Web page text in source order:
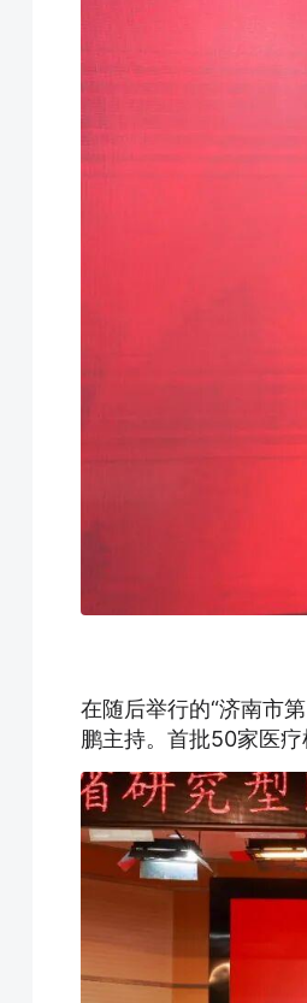
在随后举行的“济南市
鹏主持。首批50家医